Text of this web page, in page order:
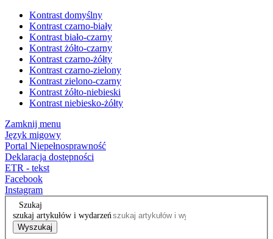
Kontrast domyślny
Kontrast czarno-biały
Kontrast biało-czarny
Kontrast żółto-czarny
Kontrast czarno-żółty
Kontrast czarno-zielony
Kontrast zielono-czarny
Kontrast żółto-niebieski
Kontrast niebiesko-żółty
Zamknij menu
Język migowy
Portal Niepełnosprawność
Deklaracja dostępności
ETR - tekst
Facebook
Instagram
Szukaj
szukaj artykułów i wydarzeń
Wyszukaj